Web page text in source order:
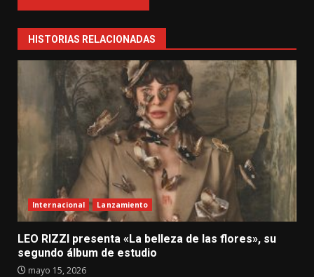
HISTORIAS RELACIONADAS
Internacional Lanzamiento
LEO RIZZI presenta «La belleza de las flores», su
segundo álbum de estudio
mayo 15, 2026